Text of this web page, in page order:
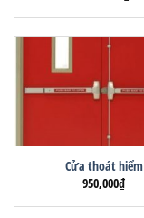
Cửa thoát hiểm
950,000₫